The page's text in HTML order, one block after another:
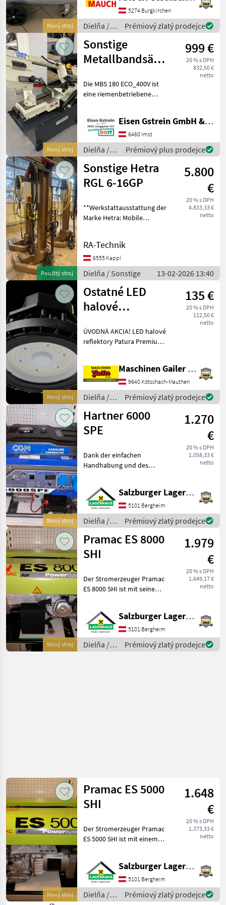
Nový stroj
Liefermenge 389 l/min -
Ansaugleistung 549 l/min -
Max. Betriebsdr
5274 Burgkirchen
Dielňa /
Sonstige
Prémiový zlatý prodejce
Nový stroj
Sonstige
Metallbandsäge
400 V
999 €
20 % s DPH
832,50 €
netto
Die MBS 180 ECO_400V ist
eine riemenbetriebene
nicht der Sägearm sondern
der Schraubstock
gewinkelt, wodurch der
Platzbed
Eisen Gstrein GmbH & Co KG
6460 Imst
Dielňa /
Sonstige
Prémiový plus prodejce
Použitý stroj
Sonstige Hetra
RGL 6-16GP
5.800
€
20 % s DPH
4.833,33 €
netto
**Werkstattausstattung der
Marke Hetra: Mobile
reparaturbedürftige mobile
Hebebühne der Marke
Hetra. Diese Heb
RA-Technik
6555 Kappl
Dielňa / Sonstige 13-02-2026 13:40
Nový stroj
Ostatné LED
halové
Patura Premium-
Line AKCIA
135 €
20 % s DPH
112,50 €
netto
ÚVODNÁ AKCIA! LED halové
reflektory Patura Premium-
od 100 do 240 wattov
Ideálne vhodné pre haly,
stajne a budovy s vysokými
Maschinen Gailer GmbH
9640 Kötschach-Mauthen
Dielňa /
Sonstige
Prémiový zlatý prodejce
Nový stroj
Hartner 6000
SPE
1.270
€
20 % s DPH
1.058,33 €
netto
Dank der einfachen
Handhabung und des
Serie Super Power optimal
für die mobile Anwendung
mit zuverlässigem Benz
Salzburger Lagerhaus-Technik
5101 Bergheim
Dielňa /
Hartner
Prémiový zlatý prodejce
Nový stroj
Pramac ES 8000
SHI
1.979
€
20 % s DPH
1.649,17 €
netto
Der Stromerzeuger Pramac
ES 8000 SHI ist mit seinem
Generator, kurz AVR- Regler,
für den professionellen
Einsatz gedach
Salzburger Lagerhaus-Technik
5101 Bergheim
Dielňa /
Pramac
Prémiový zlatý prodejce
Nový stroj
Pramac ES 5000
SHI
1.648
€
20 % s DPH
1.373,33 €
netto
Der Stromerzeuger Pramac
ES 5000 SHI ist mit einem
professionellen Einsatz
gedacht. Mit einer
Dauerleistung 4, 20 kVA,
Salzburger Lagerhaus-Technik
5101 Bergheim
Dielňa /
Prémiový zlatý prodejce